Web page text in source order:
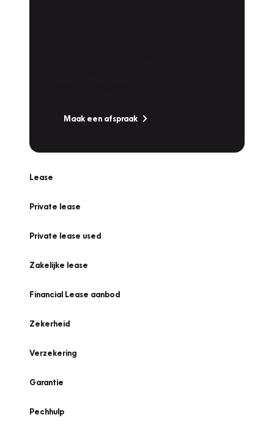
Maak een afspraak
Lease
Private lease
Private lease used
Zakelijke lease
Financial Lease aanbod
Zekerheid
Verzekering
Garantie
Pechhulp